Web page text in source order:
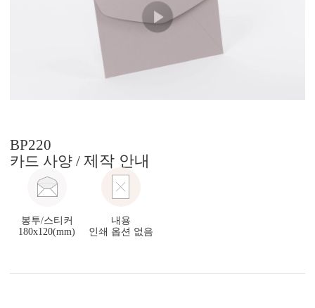
BP220
카드 사양 / 제작 안내
봉투/스티커
180x120(mm)
내용
인쇄 옵션 없음